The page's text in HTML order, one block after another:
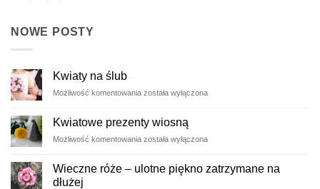
NOWE POSTY
Kwiaty na ślub
Możliwość komentowania Kwiaty
została wyłączona
Kwiatowe prezenty wiosną
Możliwość komentowania Kwiatowe
została wyłączona
Wieczne róże – ulotne piękno zatrzymane na
dłużej